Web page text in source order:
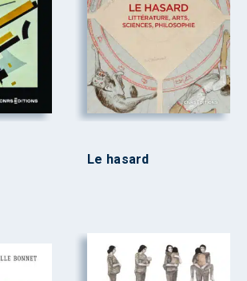
Le hasard